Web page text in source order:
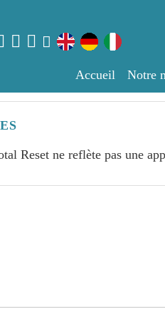
Accueil Notre
Reset ne reflète pas une